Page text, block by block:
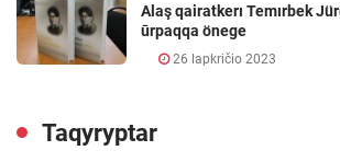
Alaş qairatkerı Temırbek
ūrpaqqa önege
26 lapkričio 2023
Taqyryptar